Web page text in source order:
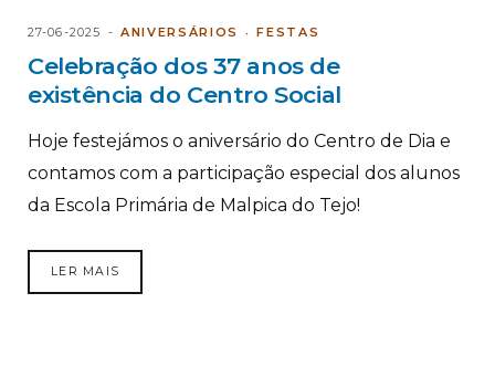
27-06-2025 ANIVERSÁRIOS FESTAS
Celebração dos 37 anos de
existência do Centro Social
Hoje festejámos o aniversário do Centro de Dia e
contamos com a participação especial dos alunos
da Escola Primária de Malpica do Tejo!
LER MAIS